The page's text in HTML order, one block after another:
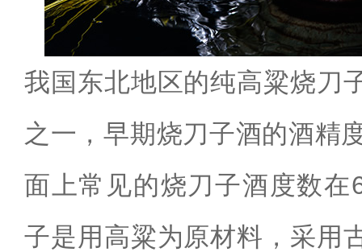
我国东北地区的纯高粱烧刀
之一，早期烧刀子酒的酒精
面上常见的烧刀子酒度数在
子是用高粱为原材料，采用